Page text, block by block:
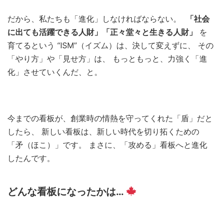
だから、私たちも「進化」しなければならない。
「社会
に出ても活躍できる人財」「正々堂々と生きる人財」
を
育てるという “ISM”（イズム）は、決して変えずに、 その
「やり方」や「見せ方」は、 もっともっと、力強く「進
化」させていくんだ、と。
今までの看板が、創業時の情熱を守ってくれた「盾」だと
したら、 新しい看板は、新しい時代を切り拓くための
「矛（ほこ）」です。 まさに、「攻める」看板へと進化
したんです。
どんな看板になったかは…